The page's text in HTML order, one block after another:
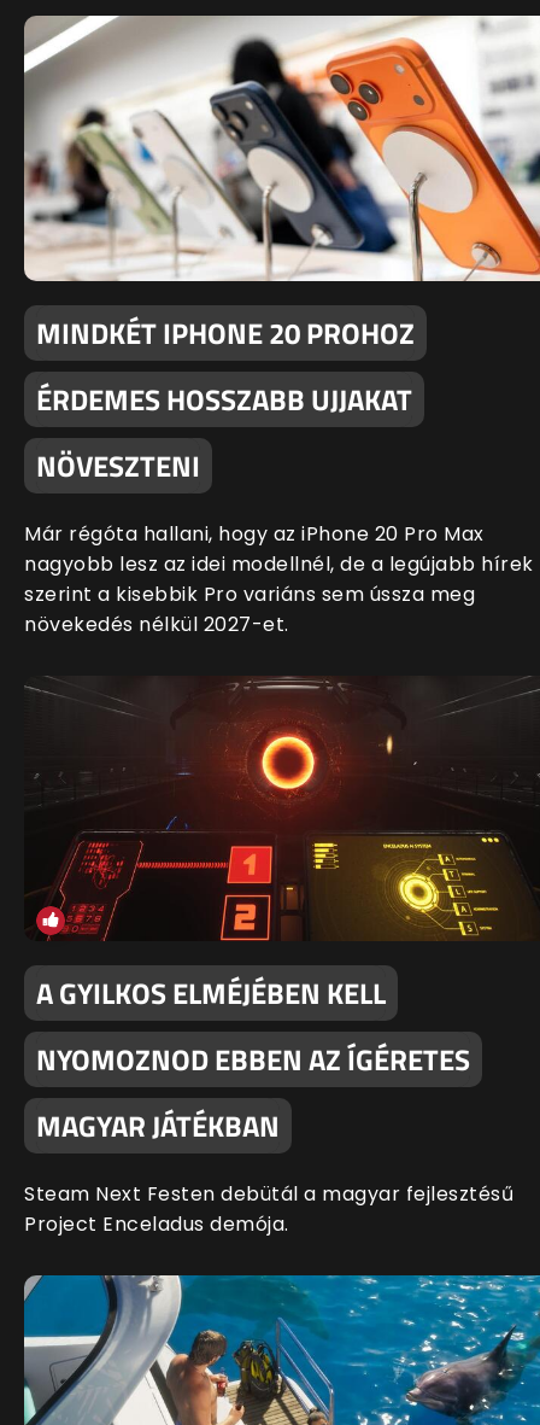
MINDKÉT IPHONE 20 PROHOZ
ÉRDEMES HOSSZABB UJJAKAT
NÖVESZTENI
Már régóta hallani, hogy az iPhone 20 Pro Max
nagyobb lesz az idei modellnél, de a legújabb hírek
szerint a kisebbik Pro variáns sem ússza meg
növekedés nélkül 2027-et.
A GYILKOS ELMÉJÉBEN KELL
NYOMOZNOD EBBEN AZ ÍGÉRETES
MAGYAR JÁTÉKBAN
Steam Next Festen debütál a magyar fejlesztésű
Project Enceladus demója.